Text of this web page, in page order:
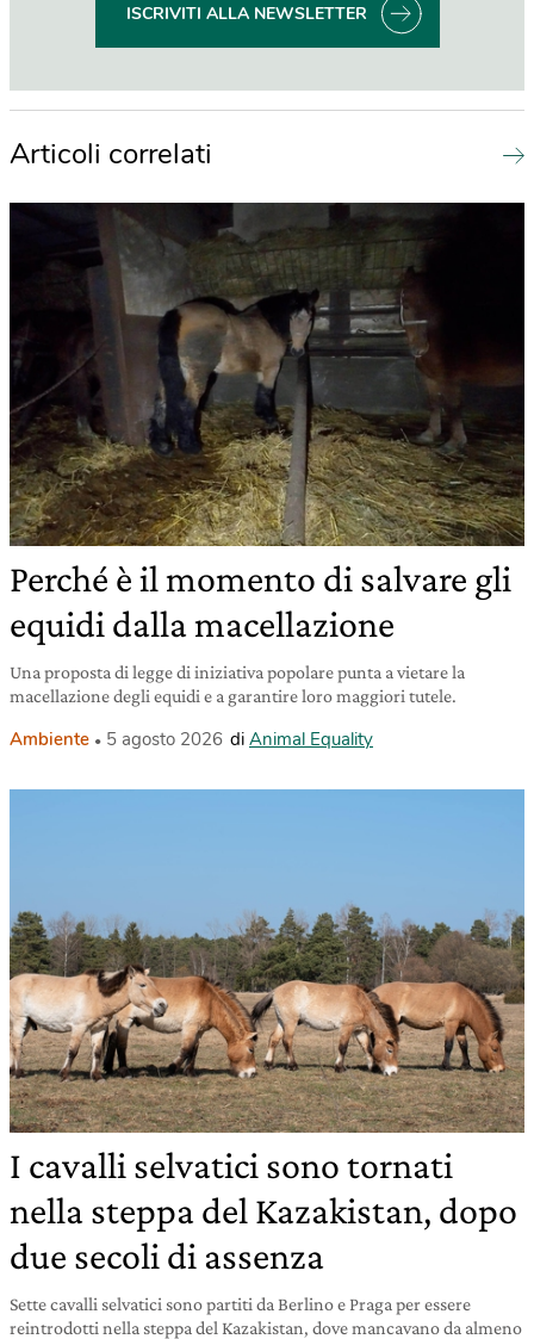
ISCRIVITI ALLA NEWSLETTER
Articoli correlati
Perché è il momento di salvare gli
equidi dalla macellazione
Una proposta di legge di iniziativa popolare punta a vietare la
macellazione degli equidi e a garantire loro maggiori tutele.
Ambiente 5 agosto 2026 di Animal Equality
I cavalli selvatici sono tornati
nella steppa del Kazakistan, dopo
due secoli di assenza
Sette cavalli selvatici sono partiti da Berlino e Praga per essere
reintrodotti nella steppa del Kazakistan, dove mancavano da almeno